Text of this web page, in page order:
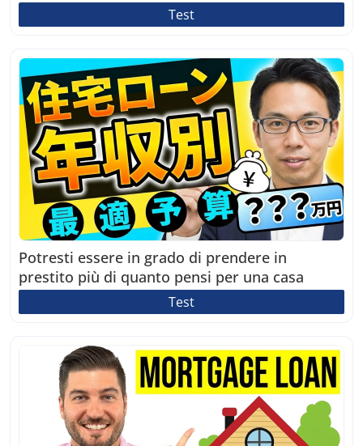
Test
Potresti essere in grado di prendere in
prestito più di quanto pensi per una casa
Test